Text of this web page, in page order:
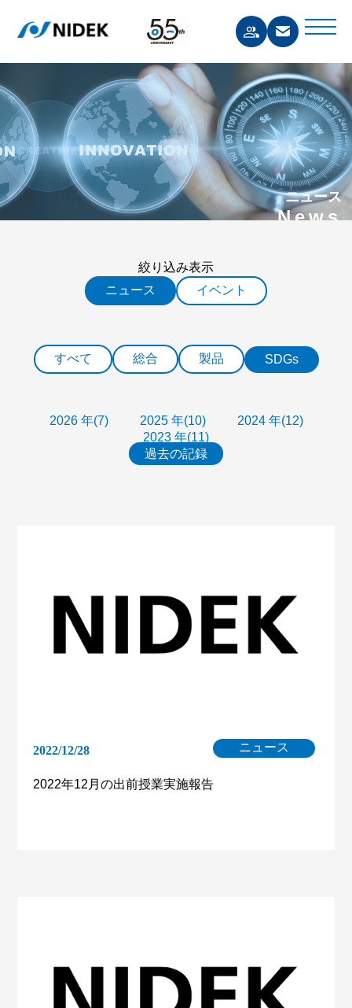
ニュース
News
絞り込み表示
ニュース
イベント
すべて 総合 製品 SDGs
2026 年(7) 2025 年(10)
2024 年(12)
2023 年(11)
過去の記録
2022/12/28 ニュース
2022年12月の出前授業実施報告